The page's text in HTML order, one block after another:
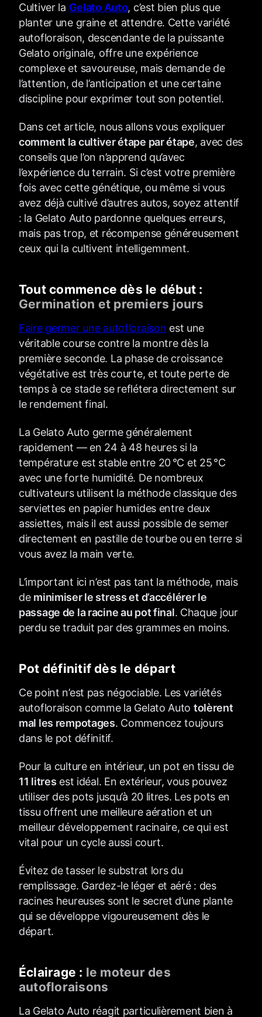
Cultiver la Gelato Auto, c’est bien plus que
planter une graine et attendre. Cette variété
autofloraison, descendante de la puissante
Gelato originale, offre une expérience
complexe et savoureuse, mais demande de
l’attention, de l’anticipation et une certaine
discipline pour exprimer tout son potentiel.
Dans cet article, nous allons vous expliquer
comment la cultiver étape par étape, avec des
conseils que l’on n’apprend qu’avec
l’expérience du terrain. Si c’est votre première
fois avec cette génétique, ou même si vous
avez déjà cultivé d’autres autos, soyez attentif
: la Gelato Auto pardonne quelques erreurs,
mais pas trop, et récompense généreusement
ceux qui la cultivent intelligemment.
Tout commence dès le début :
Germination et premiers jours
Faire germer une autofloraison est une
véritable course contre la montre dès la
première seconde. La phase de croissance
végétative est très courte, et toute perte de
temps à ce stade se reflétera directement sur
le rendement final.
La Gelato Auto germe généralement
rapidement — en 24 à 48 heures si la
température est stable entre 20 °C et 25 °C
avec une forte humidité. De nombreux
cultivateurs utilisent la méthode classique des
serviettes en papier humides entre deux
assiettes, mais il est aussi possible de semer
directement en pastille de tourbe ou en terre si
vous avez la main verte.
L’important ici n’est pas tant la méthode, mais
de minimiser le stress et d’accélérer le
passage de la racine au pot final. Chaque jour
perdu se traduit par des grammes en moins.
Pot définitif dès le départ
Ce point n’est pas négociable. Les variétés
autofloraison comme la Gelato Auto tolèrent
mal les rempotages. Commencez toujours
dans le pot définitif.
Pour la culture en intérieur, un pot en tissu de
11 litres est idéal. En extérieur, vous pouvez
utiliser des pots jusqu’à 20 litres. Les pots en
tissu offrent une meilleure aération et un
meilleur développement racinaire, ce qui est
vital pour un cycle aussi court.
Évitez de tasser le substrat lors du
remplissage. Gardez-le léger et aéré : des
racines heureuses sont le secret d’une plante
qui se développe vigoureusement dès le
départ.
Éclairage : le moteur des
autofloraisons
La Gelato Auto réagit particulièrement bien à